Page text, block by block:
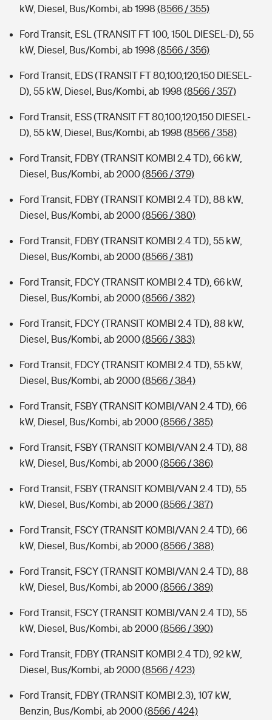
kW, Diesel, Bus/Kombi, ab 1998 (8566 / 355)
Ford Transit, ESL (TRANSIT FT 100, 150L DIESEL-D), 55
kW, Diesel, Bus/Kombi, ab 1998 (8566 / 356)
Ford Transit, EDS (TRANSIT FT 80,100,120,150 DIESEL-
D), 55 kW, Diesel, Bus/Kombi, ab 1998 (8566 / 357)
Ford Transit, ESS (TRANSIT FT 80,100,120,150 DIESEL-
D), 55 kW, Diesel, Bus/Kombi, ab 1998 (8566 / 358)
Ford Transit, FDBY (TRANSIT KOMBI 2.4 TD), 66 kW,
Diesel, Bus/Kombi, ab 2000(8566 / 379)
Ford Transit, FDBY (TRANSIT KOMBI 2.4 TD), 88 kW,
Diesel, Bus/Kombi, ab 2000(8566 / 380)
Ford Transit, FDBY (TRANSIT KOMBI 2.4 TD), 55 kW,
Diesel, Bus/Kombi, ab 2000(8566 / 381)
Ford Transit, FDCY (TRANSIT KOMBI 2.4 TD), 66 kW,
Diesel, Bus/Kombi, ab 2000(8566 / 382)
Ford Transit, FDCY (TRANSIT KOMBI 2.4 TD), 88 kW,
Diesel, Bus/Kombi, ab 2000(8566 / 383)
Ford Transit, FDCY (TRANSIT KOMBI 2.4 TD), 55 kW,
Diesel, Bus/Kombi, ab 2000(8566 / 384)
Ford Transit, FSBY (TRANSIT KOMBI/VAN 2.4 TD), 66
kW, Diesel, Bus/Kombi, ab 2000(8566 / 385)
Ford Transit, FSBY (TRANSIT KOMBI/VAN 2.4 TD), 88
kW, Diesel, Bus/Kombi, ab 2000(8566 / 386)
Ford Transit, FSBY (TRANSIT KOMBI/VAN 2.4 TD), 55
kW, Diesel, Bus/Kombi, ab 2000(8566 / 387)
Ford Transit, FSCY (TRANSIT KOMBI/VAN 2.4 TD), 66
kW, Diesel, Bus/Kombi, ab 2000(8566 / 388)
Ford Transit, FSCY (TRANSIT KOMBI/VAN 2.4 TD), 88
kW, Diesel, Bus/Kombi, ab 2000(8566 / 389)
Ford Transit, FSCY (TRANSIT KOMBI/VAN 2.4 TD), 55
kW, Diesel, Bus/Kombi, ab 2000(8566 / 390)
Ford Transit, FDBY (TRANSIT KOMBI 2.4 TD), 92 kW,
Diesel, Bus/Kombi, ab 2000(8566 / 423)
Ford Transit, FDBY (TRANSIT KOMBI 2.3), 107 kW,
Benzin, Bus/Kombi, ab 2000(8566 / 424)